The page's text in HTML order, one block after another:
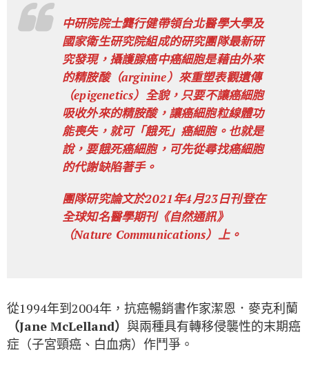
中研院院士龔行健帶領台北醫學大學及
國家衛生研究院組成的研究團隊最新研
究發現，攝護腺癌中癌細胞是藉由外來
的精胺酸（arginine）來重塑表觀遺傳
（epigenetics）全貌，只要不讓癌細胞
吸收外來的精胺酸，讓癌細胞粒線體功
能喪失，就可「餓死」癌細胞。也就是
說，要餓死癌細胞，可先從尋找癌細胞
的代謝缺陷著手。
團隊研究論文於2021年4月23日刊登在
全球知名醫學期刊《自然通訊》
（Nature Communications）上。
從1994年到2004年，抗癌暢銷書作家潔恩．麥克利蘭
（Jane McLelland） 與兩種具有轉移侵襲性的末期癌
症（子宮頸癌、白血病）作鬥爭。